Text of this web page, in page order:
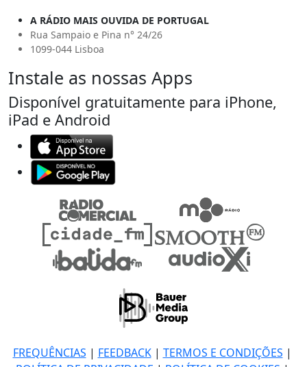
A RÁDIO MAIS OUVIDA DE PORTUGAL
Rua Sampaio e Pina n° 24/26
1099-044 Lisboa
Instale as nossas Apps
Disponível gratuitamente para iPhone,
iPad e Android
FREQUÊNCIAS | FEEDBACK| TERMOS E CONDIÇÕES |